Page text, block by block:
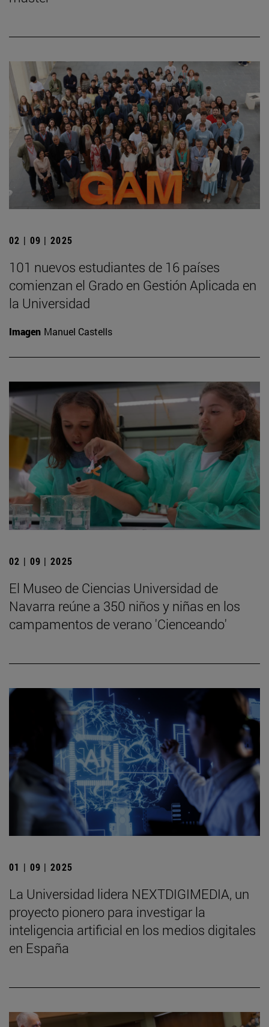
02 | 09 | 2025
101 nuevos estudiantes de 16 países
comienzan el Grado en Gestión Aplicada en
la Universidad
Imagen Manuel Castells
02 | 09 | 2025
El Museo de Ciencias Universidad de
Navarra reúne a 350 niños y niñas en los
campamentos de verano 'Cienceando'
01 | 09 | 2025
La Universidad lidera NEXTDIGIMEDIA, un
proyecto pionero para investigar la
inteligencia artificial en los medios digitales
en España